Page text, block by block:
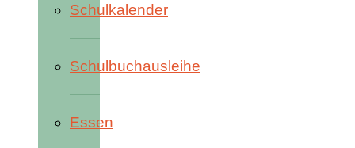
Schulkalender
Schulbuchausleihe
Essen